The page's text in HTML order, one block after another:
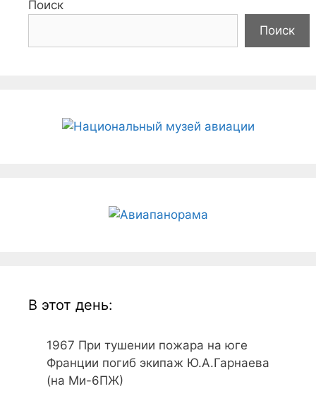
Поиск
Поиск
В этот день:
1967 При тушении пожара на юге
Франции погиб экипаж Ю.А.Гарнаева
(на Ми-6ПЖ)